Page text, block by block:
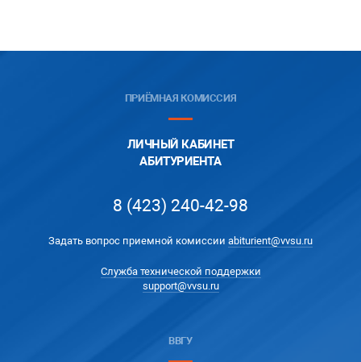
ПРИЁМНАЯ КОМИССИЯ
ЛИЧНЫЙ КАБИНЕТ
АБИТУРИЕНТА
8 (423) 240-42-98
Задать вопрос приемной комиссии abiturient@vvsu.ru
Служба технической поддержки
support@vvsu.ru
ВВГУ